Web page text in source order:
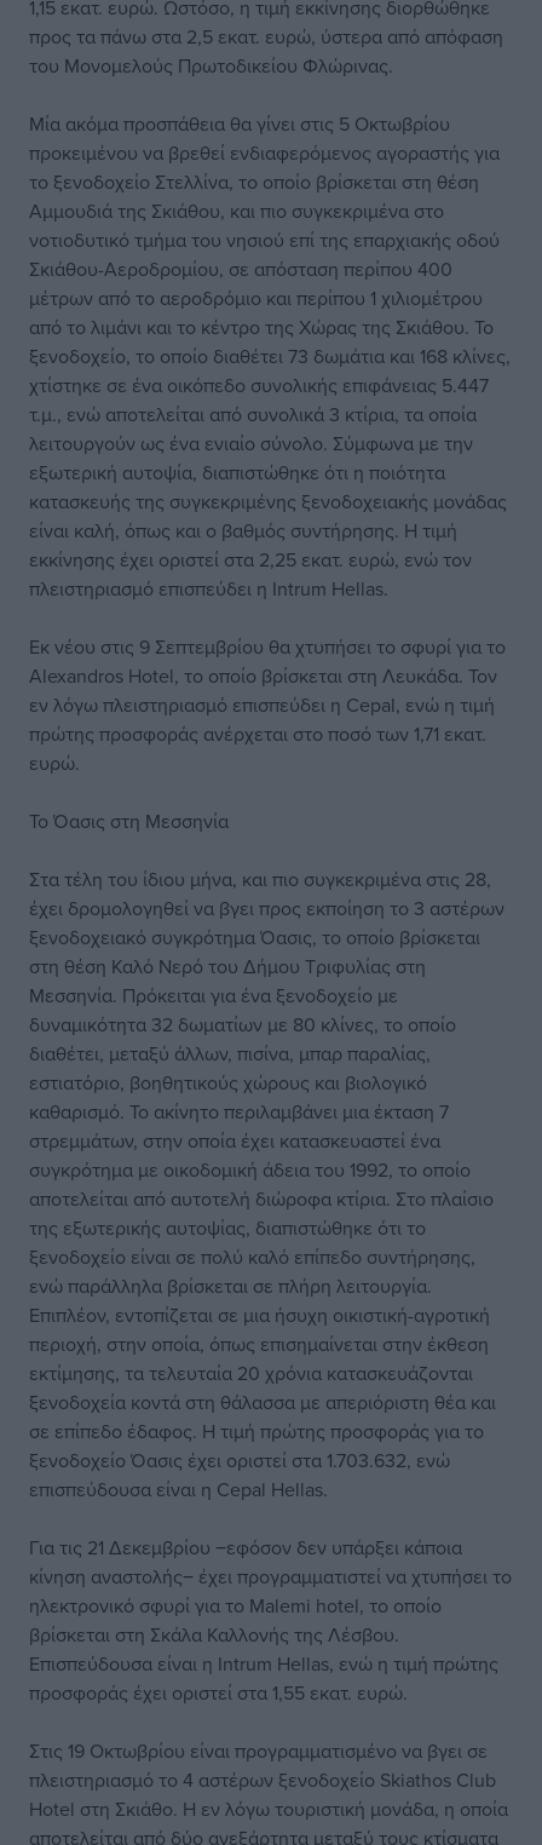
1,15 εκατ. ευρώ. Ωστόσο, η τιμή εκκίνησης διορθώθηκε
προς τα πάνω στα 2,5 εκατ. ευρώ, ύστερα από απόφαση
του Μονομελούς Πρωτοδικείου Φλώρινας.
Μία ακόμα προσπάθεια θα γίνει στις 5 Οκτωβρίου
προκειμένου να βρεθεί ενδιαφερόμενος αγοραστής για
το ξενοδοχείο Στελλίνα, το οποίο βρίσκεται στη θέση
Αμμουδιά της Σκιάθου, και πιο συγκεκριμένα στο
νοτιοδυτικό τμήμα του νησιού επί της επαρχιακής οδού
Σκιάθου-Αεροδρομίου, σε απόσταση περίπου 400
μέτρων από το αεροδρόμιο και περίπου 1 χιλιομέτρου
από το λιμάνι και το κέντρο της Χώρας της Σκιάθου. Το
ξενοδοχείο, το οποίο διαθέτει 73 δωμάτια και 168 κλίνες,
χτίστηκε σε ένα οικόπεδο συνολικής επιφάνειας 5.447
τ.μ., ενώ αποτελείται από συνολικά 3 κτίρια, τα οποία
λειτουργούν ως ένα ενιαίο σύνολο. Σύμφωνα με την
εξωτερική αυτοψία, διαπιστώθηκε ότι η ποιότητα
κατασκευής της συγκεκριμένης ξενοδοχειακής μονάδας
είναι καλή, όπως και ο βαθμός συντήρησης. Η τιμή
εκκίνησης έχει οριστεί στα 2,25 εκατ. ευρώ, ενώ τον
πλειστηριασμό επισπεύδει η Intrum Hellas.
Εκ νέου στις 9 Σεπτεμβρίου θα χτυπήσει το σφυρί για το
Alexandros Hotel, το οποίο βρίσκεται στη Λευκάδα. Τον
εν λόγω πλειστηριασμό επισπεύδει η Cepal, ενώ η τιμή
πρώτης προσφοράς ανέρχεται στο ποσό των 1,71 εκατ.
ευρώ.
Το Όασις στη Μεσσηνία
Στα τέλη του ίδιου μήνα, και πιο συγκεκριμένα στις 28,
έχει δρομολογηθεί να βγει προς εκποίηση το 3 αστέρων
ξενοδοχειακό συγκρότημα Όασις, το οποίο βρίσκεται
στη θέση Καλό Νερό του Δήμου Τριφυλίας στη
Μεσσηνία. Πρόκειται για ένα ξενοδοχείο με
δυναμικότητα 32 δωματίων με 80 κλίνες, το οποίο
διαθέτει, μεταξύ άλλων, πισίνα, μπαρ παραλίας,
εστιατόριο, βοηθητικούς χώρους και βιολογικό
καθαρισμό. Το ακίνητο περιλαμβάνει μια έκταση 7
στρεμμάτων, στην οποία έχει κατασκευαστεί ένα
συγκρότημα με οικοδομική άδεια του 1992, το οποίο
αποτελείται από αυτοτελή διώροφα κτίρια. Στο πλαίσιο
της εξωτερικής αυτοψίας, διαπιστώθηκε ότι το
ξενοδοχείο είναι σε πολύ καλό επίπεδο συντήρησης,
ενώ παράλληλα βρίσκεται σε πλήρη λειτουργία.
Επιπλέον, εντοπίζεται σε μια ήσυχη οικιστική-αγροτική
περιοχή, στην οποία, όπως επισημαίνεται στην έκθεση
εκτίμησης, τα τελευταία 20 χρόνια κατασκευάζονται
ξενοδοχεία κοντά στη θάλασσα με απεριόριστη θέα και
σε επίπεδο έδαφος. Η τιμή πρώτης προσφοράς για το
ξενοδοχείο Όασις έχει οριστεί στα 1.703.632, ενώ
επισπεύδουσα είναι η Cepal Hellas.
Για τις 21 Δεκεμβρίου ‒εφόσον δεν υπάρξει κάποια
κίνηση αναστολής‒ έχει προγραμματιστεί να χτυπήσει το
ηλεκτρονικό σφυρί για το Malemi hotel, το οποίο
βρίσκεται στη Σκάλα Καλλονής της Λέσβου.
Επισπεύδουσα είναι η Intrum Hellas, ενώ η τιμή πρώτης
προσφοράς έχει οριστεί στα 1,55 εκατ. ευρώ.
Στις 19 Οκτωβρίου είναι προγραμματισμένο να βγει σε
πλειστηριασμό το 4 αστέρων ξενοδοχείο Skiathos Club
Hotel στη Σκιάθο. Η εν λόγω τουριστική μονάδα, η οποία
αποτελείται από δύο ανεξάρτητα μεταξύ τους κτίσματα